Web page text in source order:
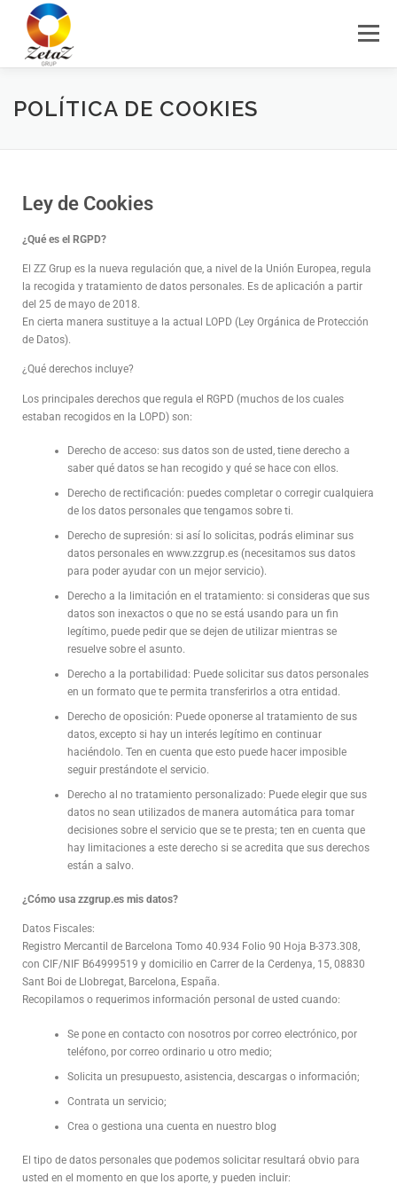
Menú
HOME SERVICIOS BLOG
POLÍTICA DE COOKIES
Ley de Cookies
¿Qué es el RGPD?
El ZZ Grup es la nueva regulación que, a nivel de la Unión Europea, regula
la recogida y tratamiento de datos personales. Es de aplicación a partir
del 25 de mayo de 2018.
En cierta manera sustituye a la actual LOPD (Ley Orgánica de Protección
de Datos).
¿Qué derechos incluye?
Los principales derechos que regula el RGPD (muchos de los cuales
estaban recogidos en la LOPD) son:
Derecho de acceso: sus datos son de usted, tiene derecho a
saber qué datos se han recogido y qué se hace con ellos.
Derecho de rectificación: puedes completar o corregir cualquiera
de los datos personales que tengamos sobre ti.
Derecho de supresión: si así lo solicitas, podrás eliminar sus
datos personales en www.zzgrup.es (necesitamos sus datos
para poder ayudar con un mejor servicio).
Derecho a la limitación en el tratamiento: si consideras que sus
datos son inexactos o que no se está usando para un fin
legítimo, puede pedir que se dejen de utilizar mientras se
resuelve sobre el asunto.
Derecho a la portabilidad: Puede solicitar sus datos personales
en un formato que te permita transferirlos a otra entidad.
Derecho de oposición: Puede oponerse al tratamiento de sus
datos, excepto si hay un interés legítimo en continuar
haciéndolo. Ten en cuenta que esto puede hacer imposible
seguir prestándote el servicio.
Derecho al no tratamiento personalizado: Puede elegir que sus
datos no sean utilizados de manera automática para tomar
decisiones sobre el servicio que se te presta; ten en cuenta que
hay limitaciones a este derecho si se acredita que sus derechos
están a salvo.
¿Cómo usa zzgrup.es mis datos?
Datos Fiscales:
Registro Mercantil de Barcelona Tomo 40.934 Folio 90 Hoja B-373.308,
con CIF/NIF B64999519 y domicilio en Carrer de la Cerdenya, 15, 08830
Sant Boi de Llobregat, Barcelona, España.
Recopilamos o requerimos información personal de usted cuando:
Se pone en contacto con nosotros por correo electrónico, por
teléfono, por correo ordinario u otro medio;
Solicita un presupuesto, asistencia, descargas o información;
Contrata un servicio;
Crea o gestiona una cuenta en nuestro blog
El tipo de datos personales que podemos solicitar resultará obvio para
usted en el momento en que los aporte, y pueden incluir: